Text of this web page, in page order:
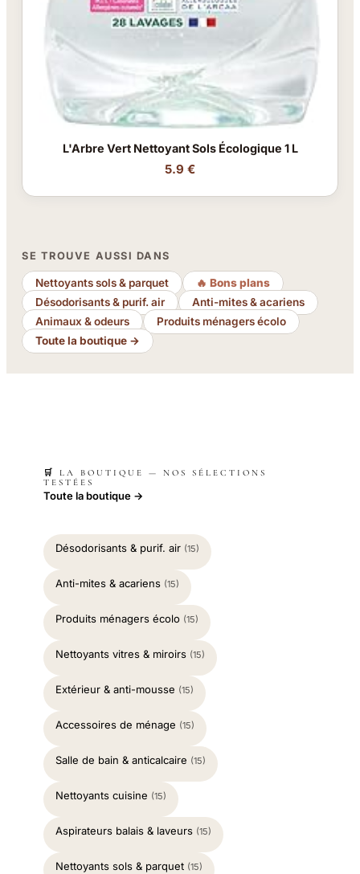
L'Arbre Vert Nettoyant Sols Écologique 1 L
5.9 €
SE TROUVE AUSSI DANS
Nettoyants sols & parquet
🔥 Bons plans
Désodorisants & purif. air
Anti-mites & acariens
Animaux & odeurs
Produits ménagers écolo
Toute la boutique →
🛒 LA BOUTIQUE — NOS SÉLECTIONS
TESTÉES
Toute la boutique →
Désodorisants & purif. air (15)
Anti-mites & acariens (15)
Produits ménagers écolo (15)
Nettoyants vitres & miroirs (15)
Extérieur & anti-mousse (15)
Accessoires de ménage (15)
Salle de bain & anticalcaire (15)
Nettoyants cuisine (15)
Aspirateurs balais & laveurs (15)
Nettoyants sols & parquet (15)